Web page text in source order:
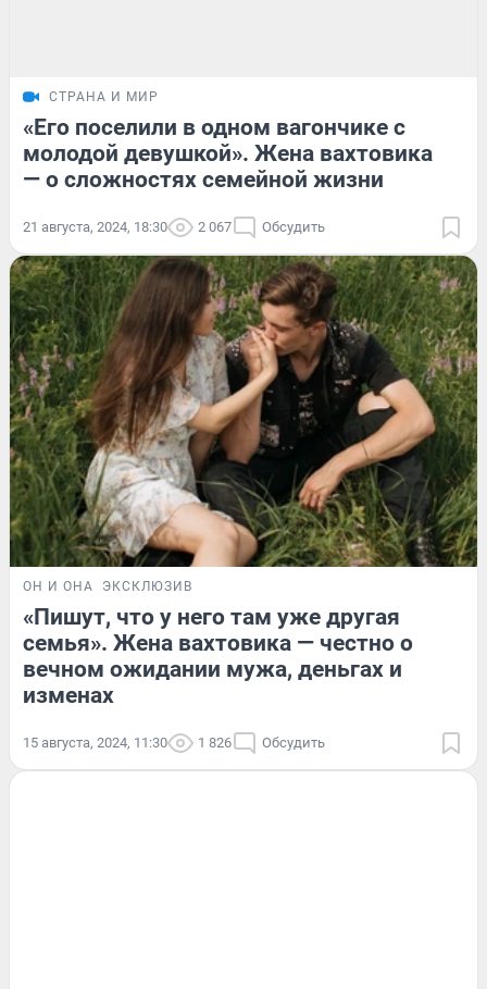
СТРАНА И МИР
«Его поселили в одном вагончике с
молодой девушкой». Жена вахтовика
— о сложностях семейной жизни
21 августа, 2024, 18:30 2 067 Обсудить
ОН И ОНА ЭКСКЛЮЗИВ
«Пишут, что у него там уже другая
семья». Жена вахтовика — честно о
вечном ожидании мужа, деньгах и
изменах
15 августа, 2024, 11:30 1 826 Обсудить